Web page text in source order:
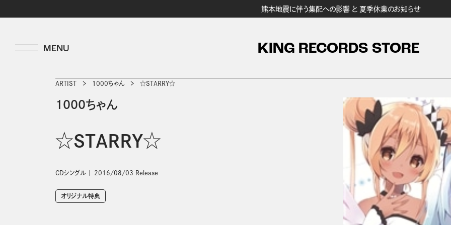
熊本地震に伴う集配への影響 と 夏季休業のお知らせ
KING RECORDS STORE
ARTIST 1000ちゃん ☆STARRY☆
1000ちゃん
☆STARRY☆
CDシングル 2016/08/03 Release
オリジナル特典